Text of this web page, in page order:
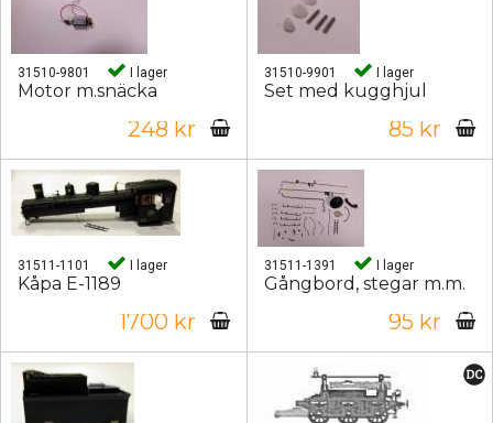
31510-9801 I lager
Motor m.snäcka
248 kr
31510-9901 I lager
Set med kugghjul
85 kr
31511-1101 I lager
Kåpa E-1189
1700 kr
31511-1391 I lager
Gångbord, stegar m.m.
95 kr